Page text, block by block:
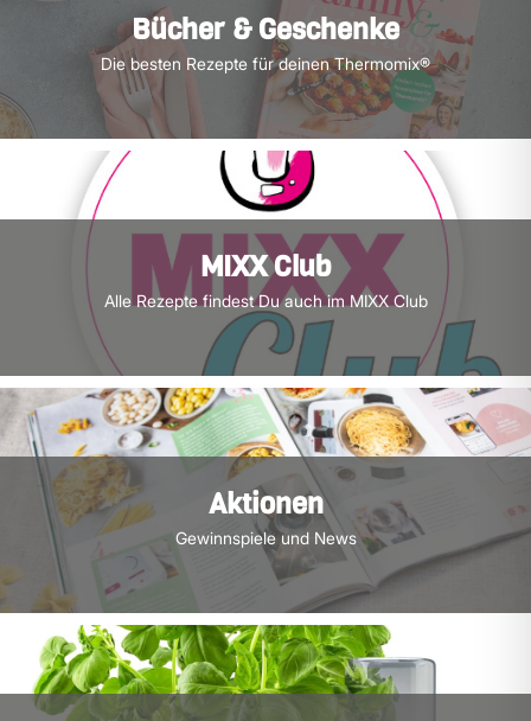
Bücher & Geschenke
Die besten Rezepte für deinen Thermomix®
MIXX Club
Alle Rezepte findest Du auch im MIXX Club
Aktionen
Gewinnspiele und News